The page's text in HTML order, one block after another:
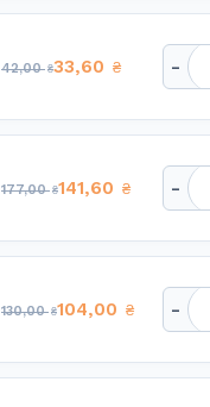
42,00₴33,60 ₴ -
177,00₴141,60 ₴ -
130,00₴104,00 ₴ -